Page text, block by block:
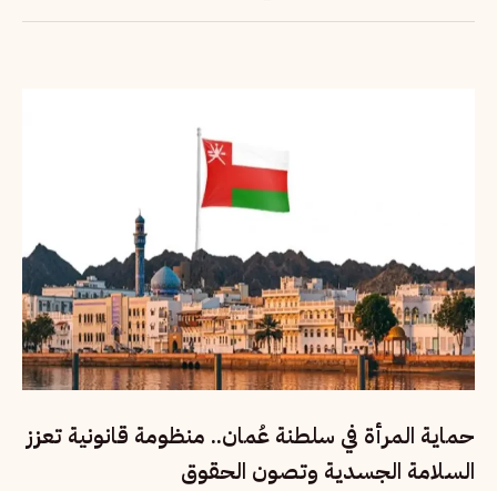
حماية المرأة في سلطنة عُمان.. منظومة قانونية تعزز
السلامة الجسدية وتصون الحقوق